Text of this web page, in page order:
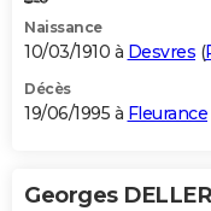
Naissance
10/03/1910 à Desvres (
Décès
19/06/1995 à Fleurance
Georges